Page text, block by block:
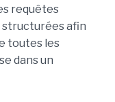
requêtes
structurées afin
toutes les
dans un